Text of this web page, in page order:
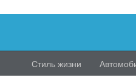
Стиль жизни